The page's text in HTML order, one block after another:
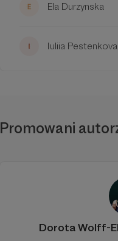
Ela Durzynska
Iuliia Pestenkova
Promowani
Dorota Wolff-